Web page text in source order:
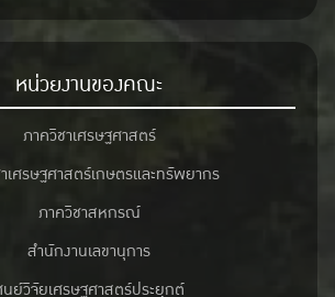
หน่วยงานของคณะ
ภาควิชาเศรษฐศาสตร์
เศรษฐศาสตร์เกษตรและทรัพยากร
ภาควิชาสหกรณ์
สำนักงานเลขานุการ
ย์วิจัยเศรษฐศาสตร์ประยุกต์